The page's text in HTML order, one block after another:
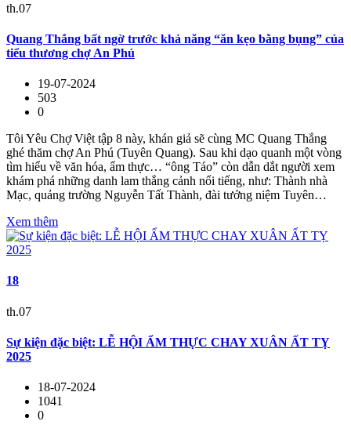
th.07
Quang Thắng bất ngờ trước khả năng “ăn kẹo bằng bụng” của
tiểu thương chợ An Phú
19-07-2024
503
0
Tôi Yêu Chợ Việt tập 8 này, khán giả sẽ cùng MC Quang Thắng
ghé thăm chợ An Phú (Tuyên Quang). Sau khi dạo quanh một vòng
tìm hiểu về văn hóa, ẩm thực… “ông Táo” còn dẫn dắt người xem
khám phá những danh lam thắng cảnh nổi tiếng, như: Thành nhà
Mạc, quảng trường Nguyễn Tất Thành, đài tưởng niệm Tuyên…
Xem thêm
18
th.07
Sự kiện đặc biệt: LỄ HỘI ẨM THỰC CHAY XUÂN ẤT TỴ
2025
18-07-2024
1041
0